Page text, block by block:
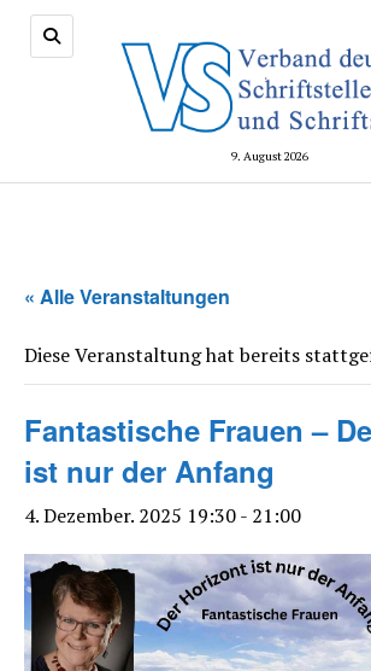
9. August 2026
« Alle Veranstaltungen
Diese Veranstaltung hat bereits
Fantastische Frauen –
ist nur der Anfang
4. Dezember. 2025 19:30- 21:00